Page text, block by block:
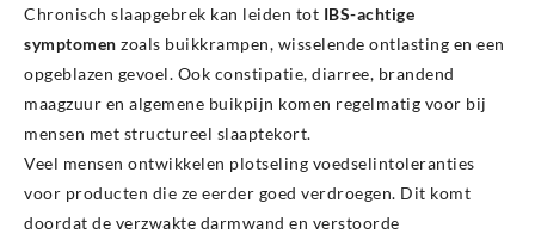
Chronisch slaapgebrek kan leiden tot IBS-achtige
symptomen zoals buikkrampen, wisselende ontlasting en een
opgeblazen gevoel. Ook constipatie, diarree, brandend
maagzuur en algemene buikpijn komen regelmatig voor bij
mensen met structureel slaaptekort.
Veel mensen ontwikkelen plotseling voedselintoleranties
voor producten die ze eerder goed verdroegen. Dit komt
doordat de verzwakte darmwand en verstoorde